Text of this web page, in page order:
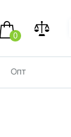
0
Опт